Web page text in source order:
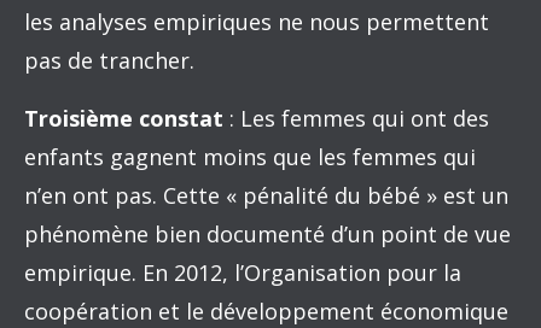
les analyses empiriques ne nous permettent
pas de trancher.
Troisième constat : Les femmes qui ont des
enfants gagnent moins que les femmes qui
n’en ont pas. Cette « pénalité du bébé » est un
phénomène bien documenté d’un point de vue
empirique. En 2012, l’Organisation pour la
coopération et le développement économique